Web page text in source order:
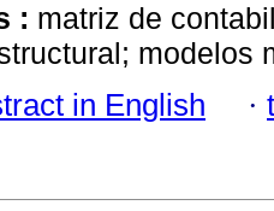
: matriz de
modelos
in English ·